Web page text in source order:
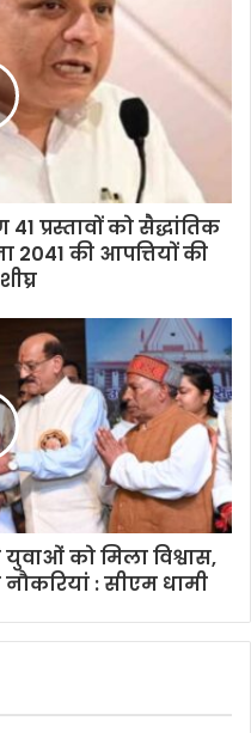
प्रस्तावों को सैद्धांतिक
2041 की आपत्तियों की
युवाओं को मिला विश्वास,
: सीएम धामी